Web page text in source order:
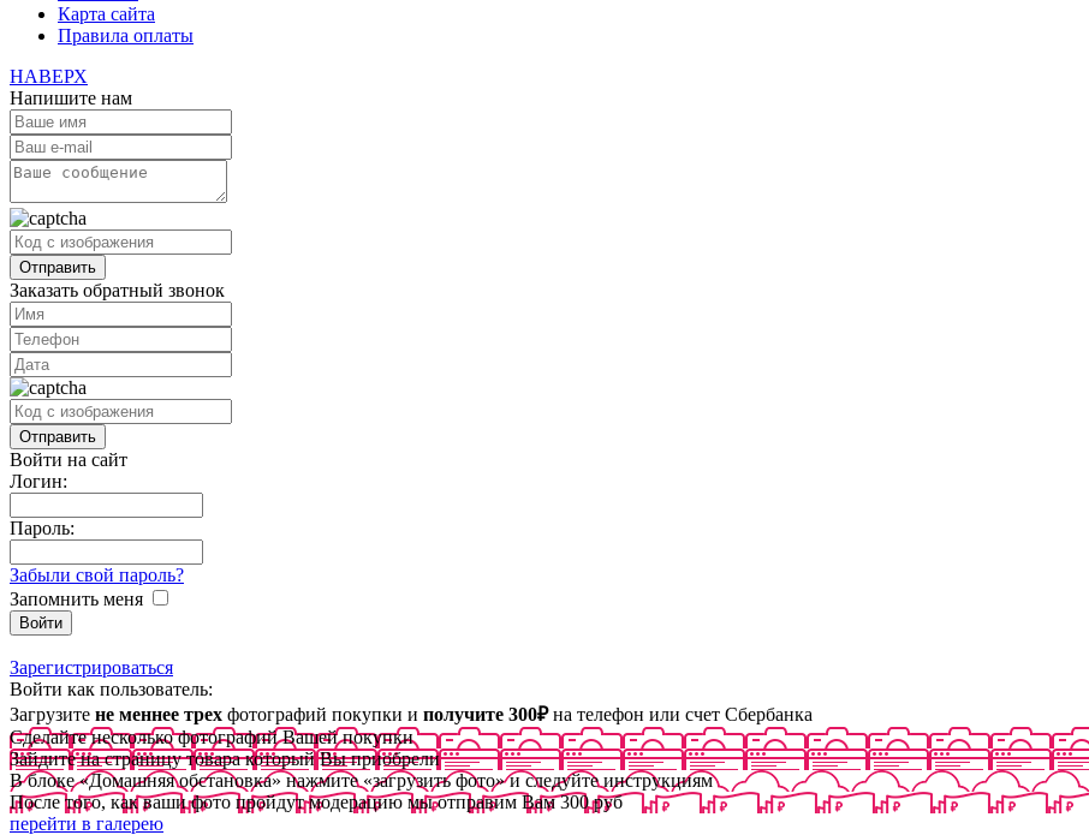
Карта сайта
Правила оплаты
НАВЕРХ
Напишите нам
Заказать обратный звонок
Войти на сайт
Логин:
Пароль:
Забыли свой пароль?
Запомнить меня
Зарегистрироваться
Войти как пользователь:
Загрузите не меннее трех фотографий покупки и получите 300₽на телефон или счет Сбербанка
Сделайте несколько фотографий Вашей покупки
Зайдите на страницу товара который Вы приобрели
В блоке «Домашняя обстановка» нажмите «загрузить фото» и следуйте инструкциям
После того, как ваши фото пройдут модерацию мы отправим Вам 300 руб
перейти в галерею